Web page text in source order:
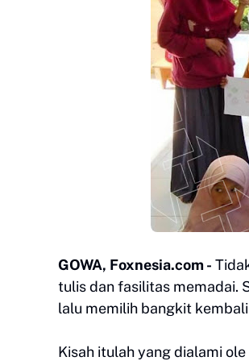
GOWA, Foxnesia.com -
tulis dan fasilitas memadai.
lalu memilih bangkit
Kisah itulah yang dialami